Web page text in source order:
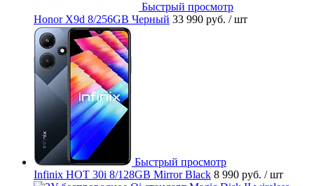
Быстрый просмотр
Honor X9d 8/256GB Черный 33 990 руб. / шт
Быстрый просмотр
Infinix HOT 30i 8/128GB Mirror Black 8 990 руб. / шт